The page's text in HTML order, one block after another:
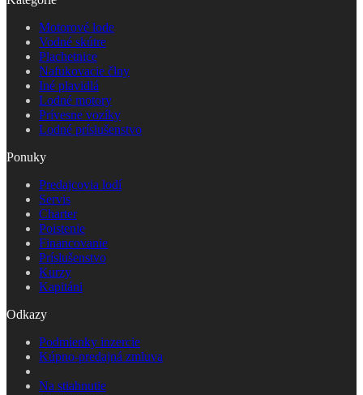
Motorové lode
Vodné skútre
Plachetnice
Nafukovacie člny
Iné plavidlá
Lodné motory
Prívesne vozíky
Lodné príslušenstvo
Ponuky
Predajcovia lodí
Servis
Charter
Poistenie
Financovanie
Príslušenstvo
Kurzy
Kapitáni
Odkazy
Podmienky inzercie
Kúpno-predajná zmluva
Na stiahnutie